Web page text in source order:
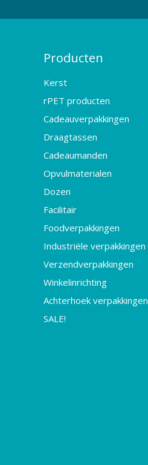
Producten
Kerst
rPET producten
Cadeauverpakkingen
Draagtassen
Cadeaumanden
Opvulmaterialen
Dozen
Facilitair
Foodverpakkingen
Industriële verpakkingen
Verzendverpakkingen
Winkelinrichting
Achterhoek verpakkingen
SALE!